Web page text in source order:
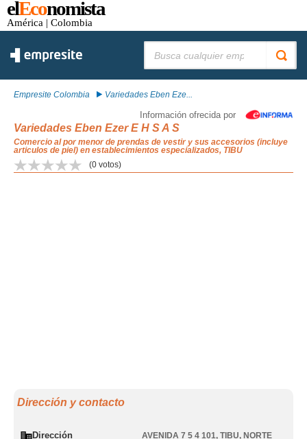
elEconomista
América | Colombia
Empresite Colombia Variedades Eben Eze...
Información ofrecida por
Variedades Eben Ezer E H S A S
Comercio al por menor de prendas de vestir y sus accesorios (incluye
articulos de piel) en establecimientos especializados, TIBU
(0 votos)
Dirección y contacto
Dirección AVENIDA 7 5 4 101, TIBU, NORTE